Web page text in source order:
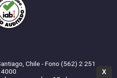
Chile - Fono (562) 2 251
4000
X